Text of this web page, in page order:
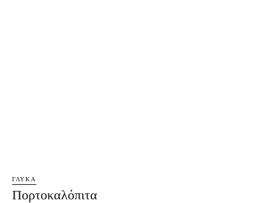
ΓΛΥΚΆ
Πορτοκαλόπιτα